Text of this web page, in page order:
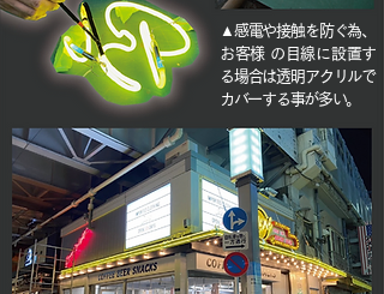
▲感電や接触を防ぐ為、
お客様 の目線に設置す
る場合は透明アクリルで
カバーする事が多い。